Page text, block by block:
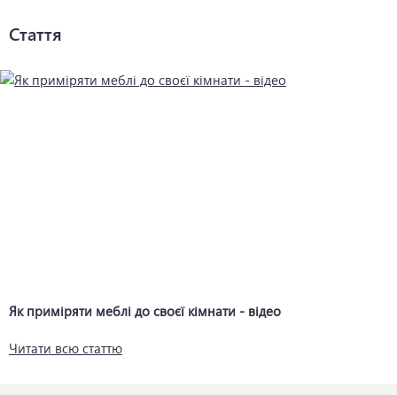
Стаття
Як приміряти меблі до своєї кімнати - відео
Читати всю статтю